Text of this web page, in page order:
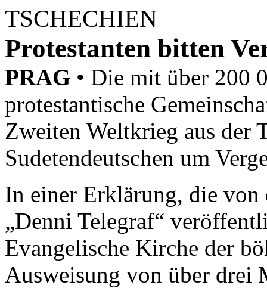
TSCHECHIEN
Protestanten bitten
PRAG • Die mit über 200
protestantische
Zweiten Weltkrieg aus der
Sudetendeutschen um
In einer Erklärung, die von
„Denni Telegraf“
Evangelische Kirche der
Ausweisung von über drei